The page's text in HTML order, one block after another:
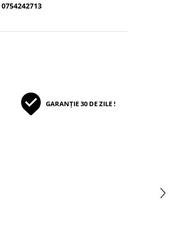
0754242713
GARANȚIE 30 DE ZILE !